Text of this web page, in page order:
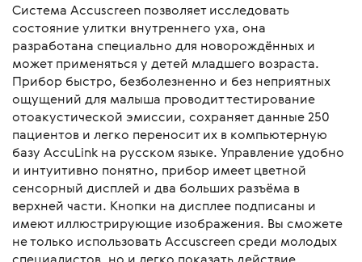
Система Accuscreen позволяет исследовать
состояние улитки внутреннего уха, она
разработана специально для новорождённых и
может применяться у детей младшего возраста.
Прибор быстро, безболезненно и без неприятных
ощущений для малыша проводит тестирование
отоакустической эмиссии, сохраняет данные 250
пациентов и легко переносит их в компьютерную
базу AccuLink на русском языке. Управление удобно
и интуитивно понятно, прибор имеет цветной
сенсорный дисплей и два больших разъёма в
верхней части. Кнопки на дисплее подписаны и
имеют иллюстрирующие изображения. Вы сможете
не только использовать Accuscreen среди молодых